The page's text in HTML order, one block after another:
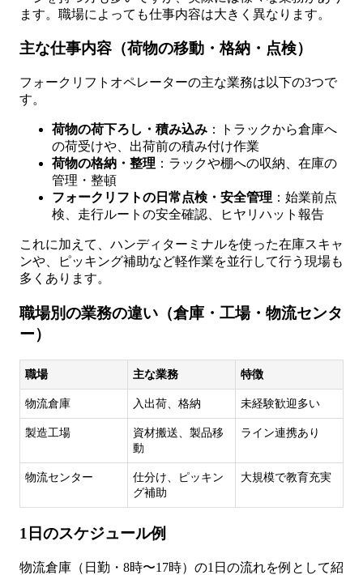
ます。職場によっても仕事内容は大きく異なります。
主な仕事内容（荷物の移動・格納・点検）
フォークリフトオペレーターの主な業務は以下の3つで
す。
荷物の荷下ろし・積み込み ：トラックから倉庫へ
の荷受けや、出荷前の積み付け作業
荷物の格納・整理 ：ラックや棚への収納、在庫の
管理・整頓
フォークリフトの日常点検・安全管理 ：始業前点
検、走行ルートの安全確認、ヒヤリハット報告
これに加えて、ハンディターミナルを使った在庫スキャ
ンや、ピッキング補助など軽作業を並行して行う現場も
多くあります。
職場別の業務の違い（倉庫・工場・物流センタ
ー）
職場 主な業務 特徴
物流倉庫 入出荷、格納 未経験歓迎多い
製造工場
資材搬送、製品移
動
ライン連携あり
物流センター
仕分け、ピッキン
グ補助
大規模で教育充実
1日のスケジュール例
物流倉庫（日勤・8時〜17時）の1日の流れを例として紹